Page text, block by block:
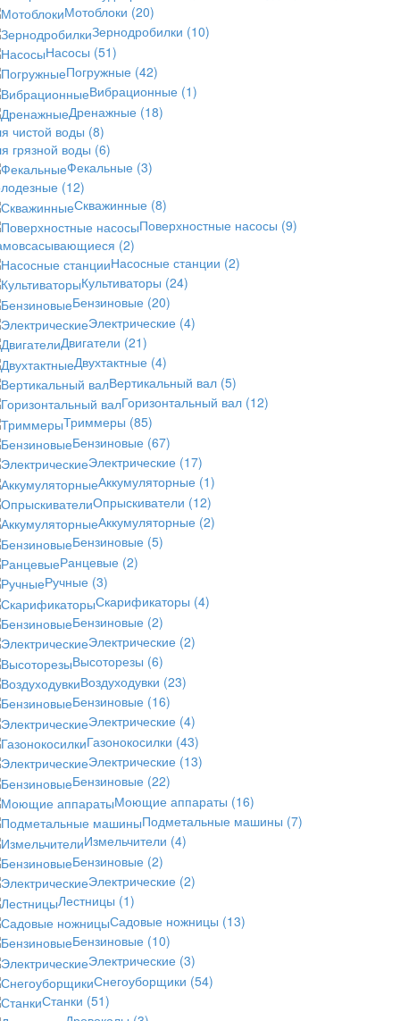
Мотоблоки (20)
Зернодробилки (10)
Насосы (51)
Погружные (42)
Вибрационные (1)
Дренажные (18)
чистой воды (8)
грязной воды (6)
Фекальные (3)
(12)
Скважинные (8)
Поверхностные насосы (9)
(2)
Насосные станции (2)
Культиваторы (24)
Бензиновые (20)
Электрические (4)
Двигатели (21)
Двухтактные (4)
Вертикальный вал (5)
Горизонтальный вал (12)
Триммеры (85)
Бензиновые (67)
Электрические (17)
Аккумуляторные (1)
Опрыскиватели (12)
Аккумуляторные (2)
Бензиновые (5)
Ранцевые (2)
Ручные (3)
Скарификаторы (4)
Бензиновые (2)
Электрические (2)
Высоторезы (6)
Воздуходувки (23)
Бензиновые (16)
Электрические (4)
Газонокосилки (43)
Электрические (13)
Бензиновые (22)
Моющие аппараты (16)
Подметальные машины (7)
Измельчители (4)
Бензиновые (2)
Электрические (2)
Лестницы (1)
Садовые ножницы (13)
Бензиновые (10)
Электрические (3)
Снегоуборщики (54)
Станки (51)